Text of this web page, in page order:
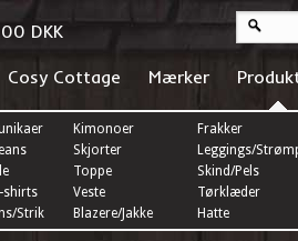
DKK
Cosy Cottage Mærker
shirts
Strik
Kimonoer
Skjorter
Toppe
Veste
Blazere/Jakke
Frakker
Leggings/
Skind/Pels
Tørklæder
Hatte